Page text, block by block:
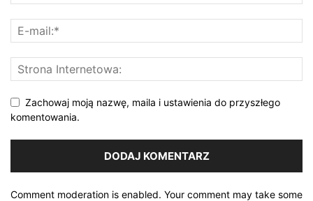
Zachowaj moją nazwę, maila i ustawienia do przyszłego
komentowania.
Comment moderation is enabled. Your comment may take some